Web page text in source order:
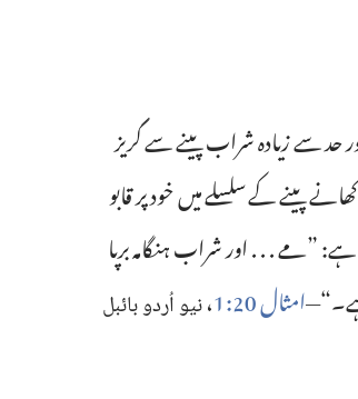
حد سے زیادہ شراب پینے سے گریز
پینے کے سلسلے میں خود پر قابو
”‏مے .‏ .‏ .‏ اور شراب ہنگامہ برپا
امثال 20:‏1 ‏،‏نیو اُردو بائبل